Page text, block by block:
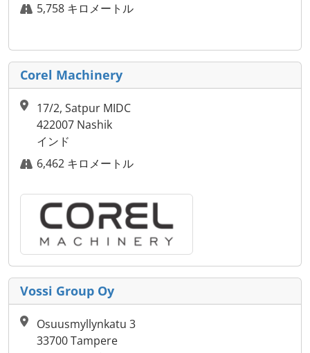
5,758 キロメートル
Corel Machinery
17/2, Satpur MIDC
422007 Nashik
インド
6,462 キロメートル
Vossi Group Oy
Osuusmyllynkatu 3
33700 Tampere